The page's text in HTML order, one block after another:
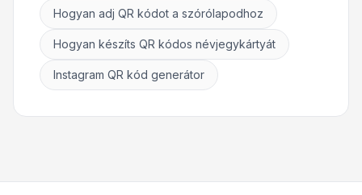
Hogyan adj QR kódot a szórólapodhoz
Hogyan készíts QR kódos névjegykártyát
Instagram QR kód generátor